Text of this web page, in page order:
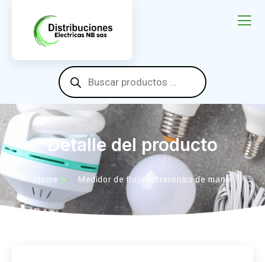
Detalle del producto
Home Medidor de flujo ultrasónico de mano